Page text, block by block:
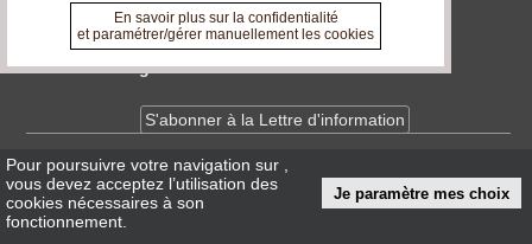
A propos de www.acteurs-locaux.fr
Devenir délégué
S'abonner à la Lettre d'information
InfosCNIL/RGPD
Conditions Générales d'Utilisation
Pour poursuivre votre navigation sur
vous devez acceptez l’utilisation des
cookies nécessaires à son
fonctionnement.
Je paramètre mes choix
En savoir plus sur la confidentialité
et paramétrer/gérer manuellement les cookies